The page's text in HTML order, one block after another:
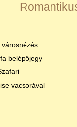
városnézés
belépőjegy
vacsorával